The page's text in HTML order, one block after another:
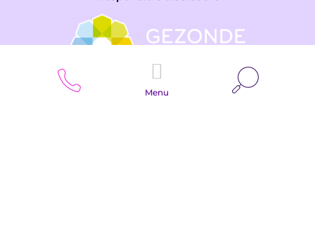
Menu
Zoeken